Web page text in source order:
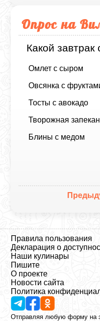
Опрос на
Какой
Омлет с сыром
Овсянка с
Тосты с авокадо
Творожная
Блины с медом
Правила пользования
Декларация о
Наши кулинары
Пишите
О проекте
Новости сайта
Политика
Отправляя любую форму на